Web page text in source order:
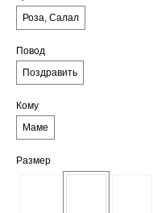
Роза, Салал
Повод
Поздравить
Кому
Маме
Размер